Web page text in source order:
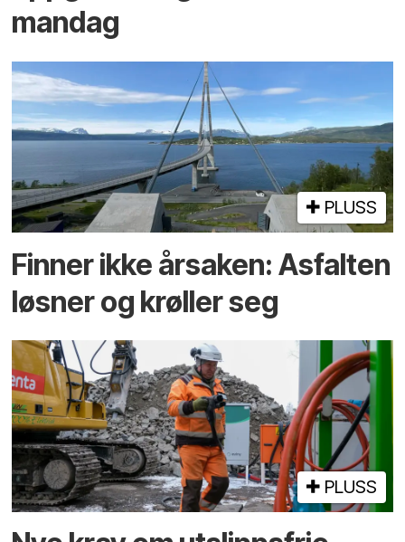
mandag
PLUSS
Finner ikke årsaken: Asfalten
løsner og krøller seg
PLUSS